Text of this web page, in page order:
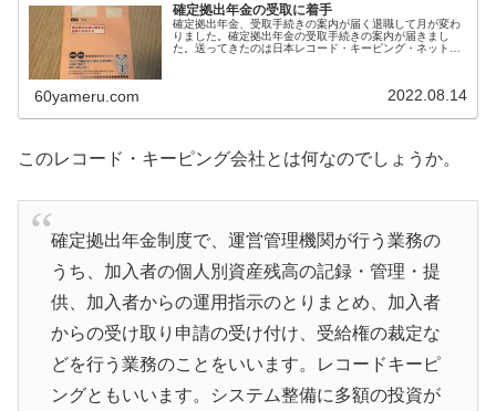
確定拠出年金の受取に着手
確定拠出年金、受取手続きの案内が届く退職して月が変わ
りました。確定拠出年金の受取手続きの案内が届きまし
た。送ってきたのは日本レコード・キーピング・ネットワ
60yameru.com 2022.08.14
このレコード・キーピング会社とは何なのでしょうか。
確定拠出年金制度で、運営管理機関が行う業務の
うち、加入者の個人別資産残高の記録・管理・提
供、加入者からの運用指示のとりまとめ、加入者
からの受け取り申請の受け付け、受給権の裁定な
どを行う業務のことをいいます。レコードキーピ
ングともいいます。システム整備に多額の投資が